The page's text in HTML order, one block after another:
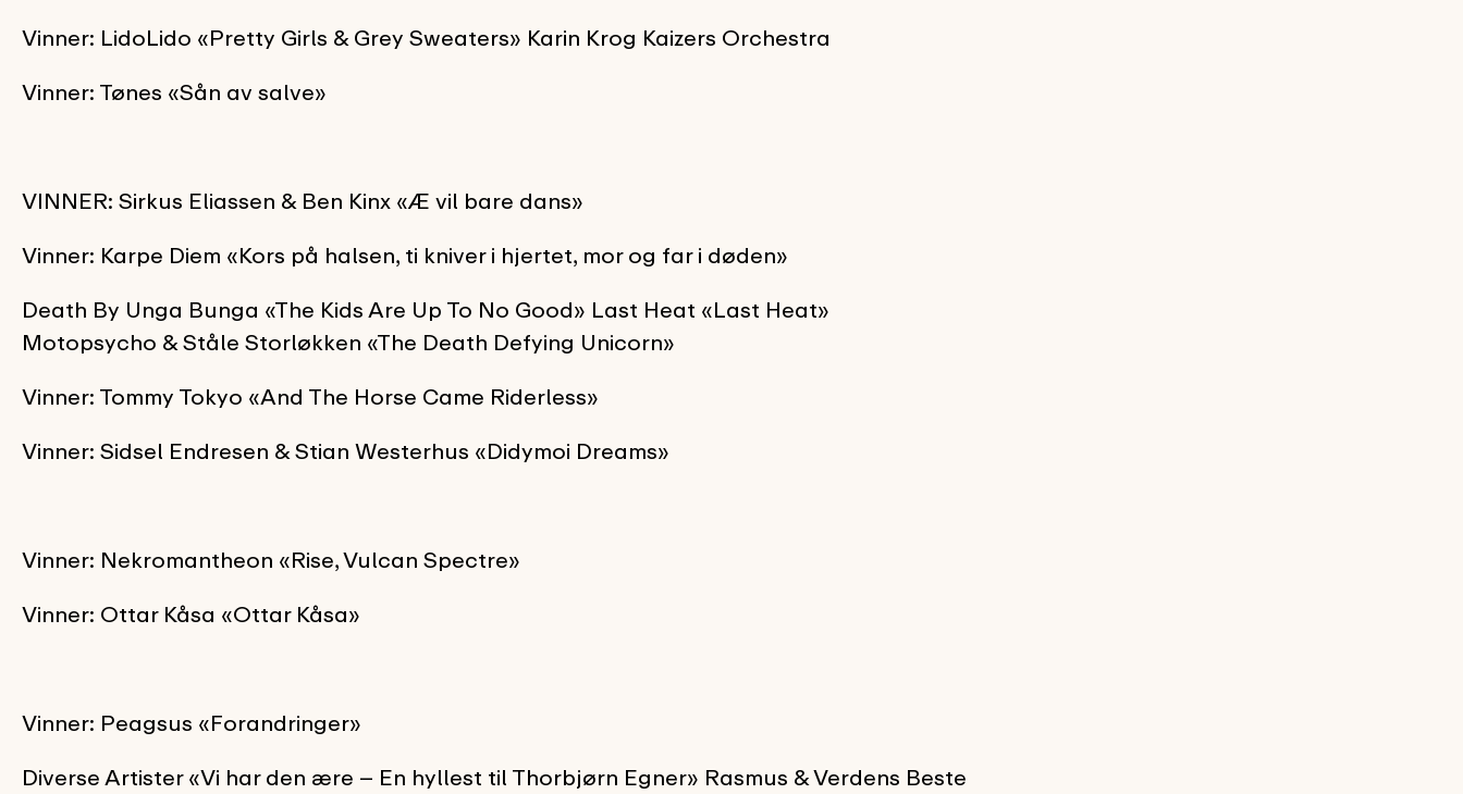
Vinner: LidoLido «Pretty Girls & Grey Sweaters» Karin Krog Kaizers Orchestra
Vinner: Tønes «Sån av salve»
VINNER: Sirkus Eliassen & Ben Kinx «Æ vil bare dans»
Vinner: Karpe Diem «Kors på halsen, ti kniver i hjertet, mor og far i døden»
Death By Unga Bunga «The Kids Are Up To No Good» Last Heat «Last Heat»
Motopsycho & Ståle Storløkken «The Death Defying Unicorn»
Vinner: Tommy Tokyo «And The Horse Came Riderless»
Vinner: Sidsel Endresen & Stian Westerhus «Didymoi Dreams»
Vinner: Nekromantheon «Rise, Vulcan Spectre»
Vinner: Ottar Kåsa «Ottar Kåsa»
Vinner: Peagsus «Forandringer»
Diverse Artister «Vi har den ære – En hyllest til Thorbjørn Egner» Rasmus & Verdens Beste